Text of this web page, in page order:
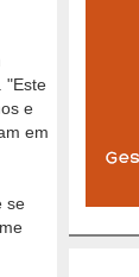
"Este
e
em
se